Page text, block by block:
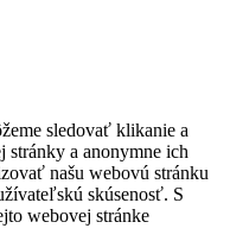
sledovať klikanie a
stránky a anonymne ich
našu webovú stránku
skúsenosť. S
webovej stránke